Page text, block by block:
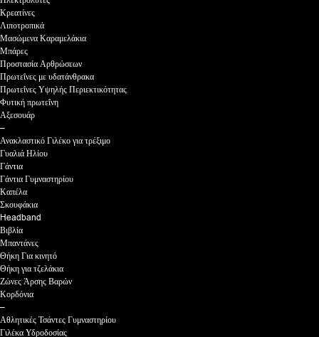
Κρεατίνες
Λιποτροπικά
Μασώμενα Καραμελάκια
Μπάρες
Προστασία Αρθρώσεων
Πρωτεΐνες με υδατάνθρακα
Πρωτεΐνες Υψηλής Περιεκτικότητας
Φυτική πρωτεΐνη
Αξεσουάρ
–
Ανακλαστικό Γιλέκο για τρέξιμο
Γυαλιά Ηλίου
Γάντια
Γάντια Γυμναστηρίου
Καπέλα
Σκουφάκια
Headband
Βιβλία
Μπαντάνες
Θήκη Για κινητό
Θήκη για τζελάκια
Ζώνες Άρσης Βαρών
Κορδόνια
–
Αθλητικές Τσάντες Γυμναστηρίου
Γιλέκα Υδροδοσίας